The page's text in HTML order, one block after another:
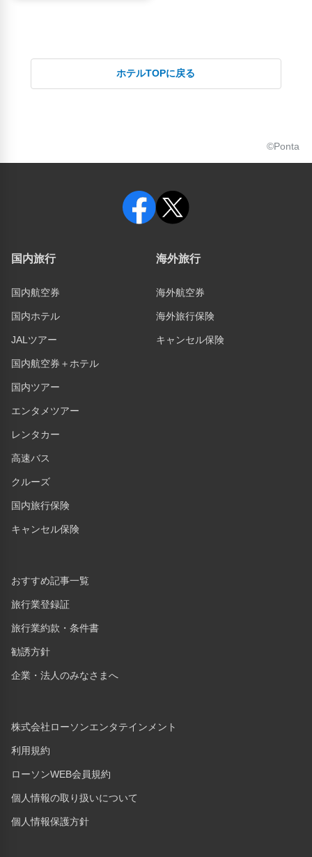
ホテルTOPに戻る
©Ponta
国内旅行
国内航空券
国内ホテル
JALツアー
国内航空券＋ホテル
国内ツアー
エンタメツアー
レンタカー
高速バス
クルーズ
国内旅行保険
キャンセル保険
海外旅行
海外航空券
海外旅行保険
キャンセル保険
おすすめ記事一覧
旅行業登録証
旅行業約款・条件書
勧誘方針
企業・法人のみなさまへ
株式会社ローソンエンタテインメント
利用規約
ローソンWEB会員規約
個人情報の取り扱いについて
個人情報保護方針